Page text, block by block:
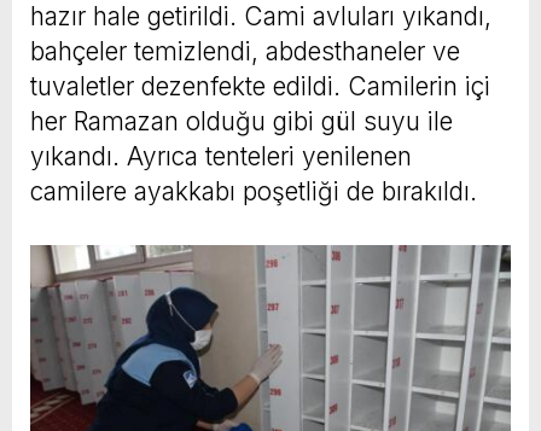
hazır hale getirildi. Cami avluları yıkandı,
bahçeler temizlendi, abdesthaneler ve
tuvaletler dezenfekte edildi. Camilerin içi
her Ramazan olduğu gibi gül suyu ile
yıkandı. Ayrıca tenteleri yenilenen
camilere ayakkabı poşetliği de bırakıldı.